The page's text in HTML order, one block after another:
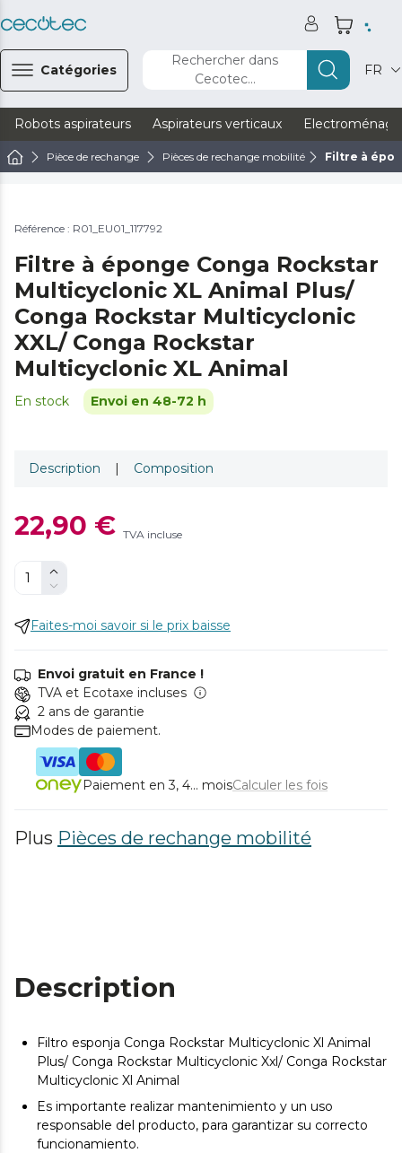
Catégories
Rechercher dans
Cecotec...
FR
Robots aspirateurs Aspirateurs verticaux
Pièce de rechange Pièces de rechange mobilité Filtre à
Référence : R01_EU01_117792
Filtre à éponge Conga Rockstar
Multicyclonic XL Animal Plus/
Conga Rockstar Multicyclonic
XXL/ Conga Rockstar
Multicyclonic XL Animal
En stock Envoi en 48-72 h
Description | Composition
22,90 € TVA incluse
Faites-moi savoir si le prix baisse
Envoi gratuit en France !
TVA et Ecotaxe incluses
2 ans de garantie
Modes de paiement.
Paiement en 3, 4... moisCalculer les fois
Plus Pièces de rechange mobilité
Description
Filtro esponja Conga Rockstar Multicyclonic Xl Animal
Plus/ Conga Rockstar Multicyclonic Xxl/ Conga Rockstar
Multicyclonic Xl Animal
Es importante realizar mantenimiento y un uso
responsable del producto, para garantizar su correcto
funcionamiento.